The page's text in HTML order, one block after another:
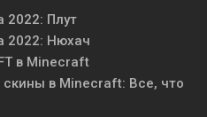
2022: Плут
2022: Нюхач
в Minecraft
в Minecraft: Все, что